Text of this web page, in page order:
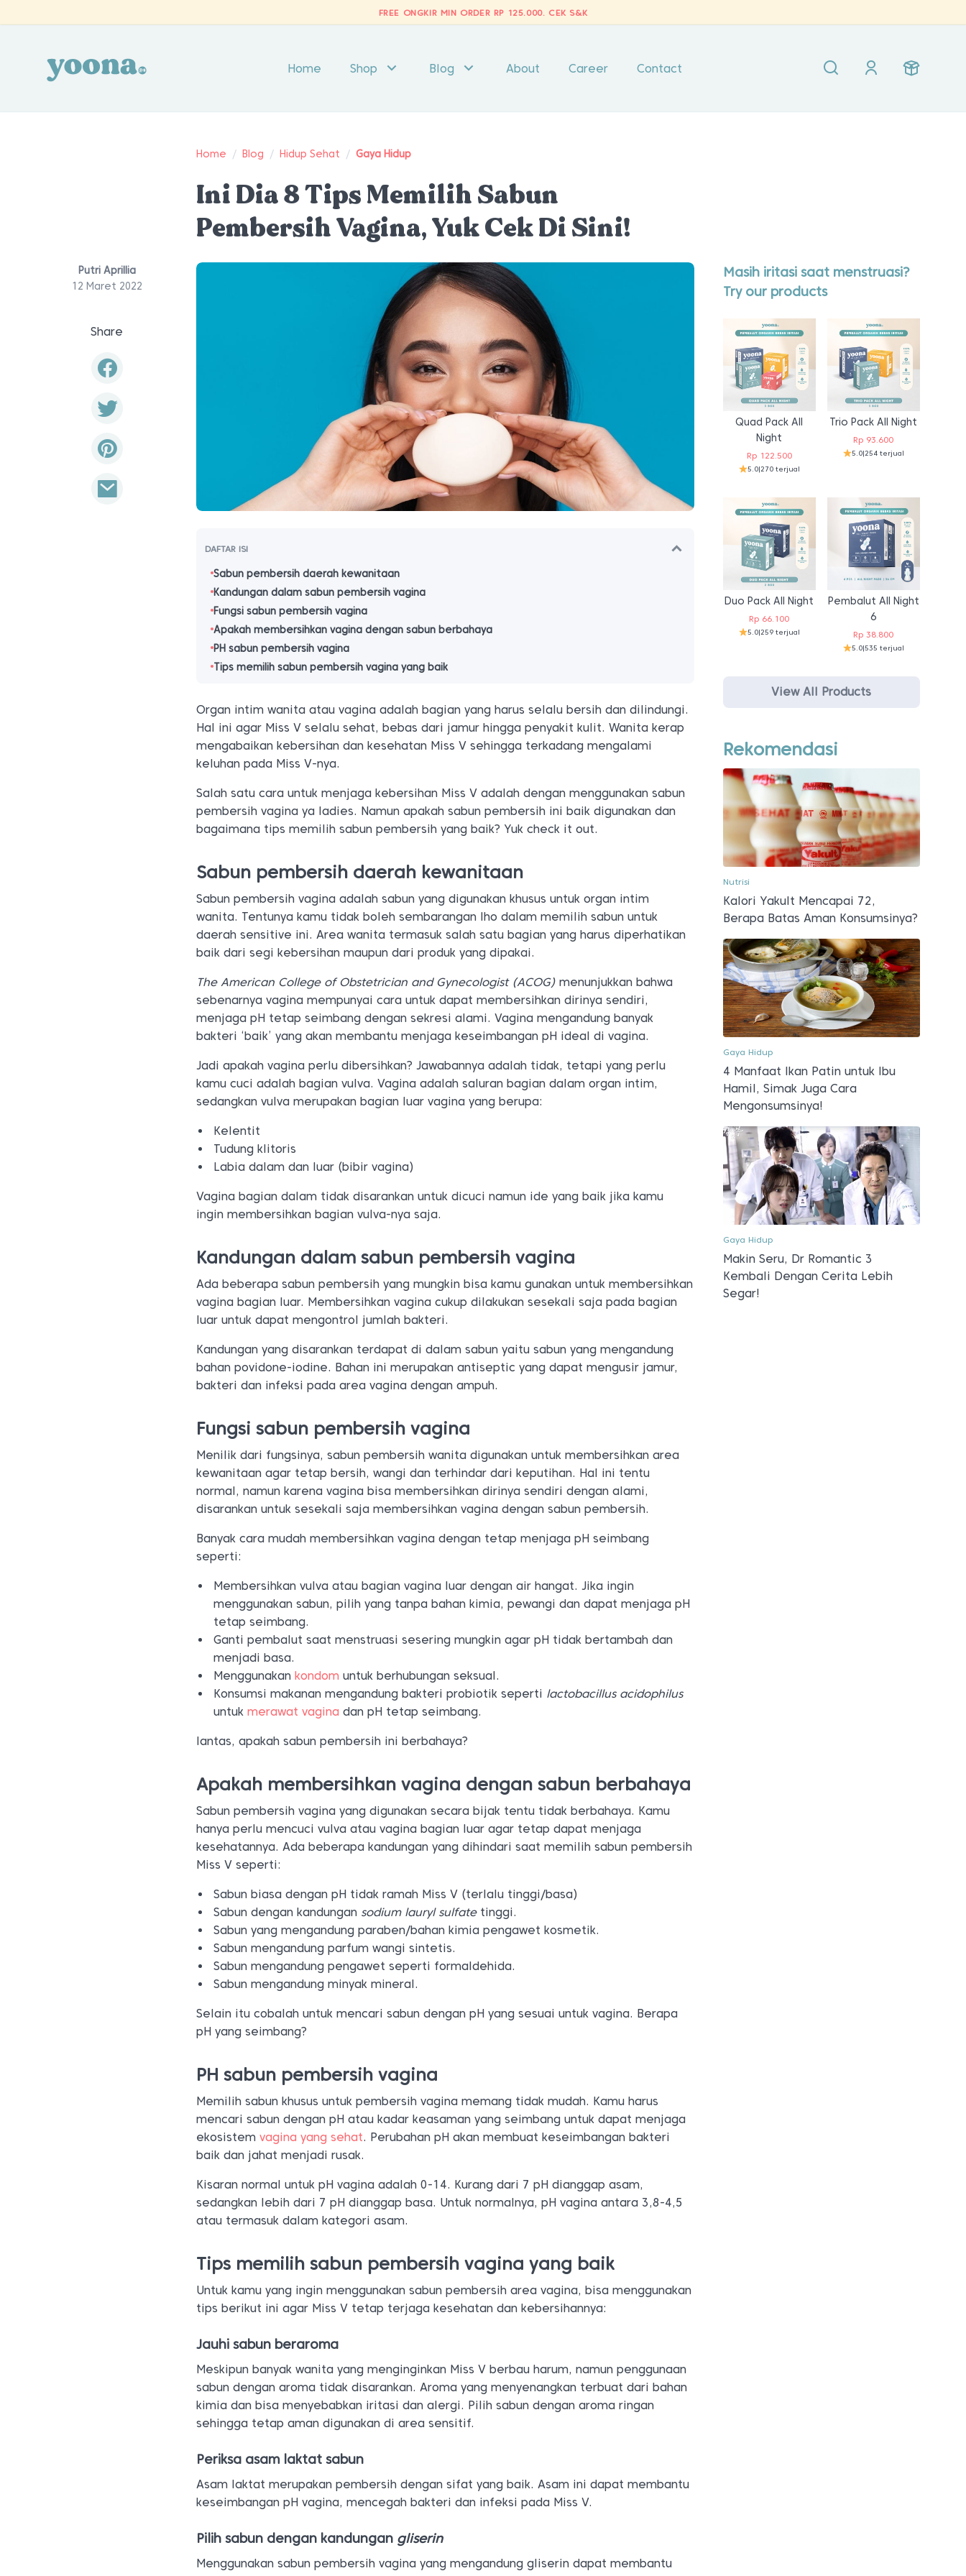
FREE ONGKIR MIN ORDER RP 125.000. CEK S&K
Home Shop Blog About Career Contact
Home / Blog / Hidup Sehat / Gaya Hidup
Ini Dia 8 Tips Memilih Sabun
Pembersih Vagina, Yuk Cek Di Sini!
Putri Aprillia
12 Maret 2022
Share
DAFTAR ISI
Sabun pembersih daerah kewanitaan
Kandungan dalam sabun pembersih vagina
Fungsi sabun pembersih vagina
Apakah membersihkan vagina dengan sabun berbahaya
PH sabun pembersih vagina
Tips memilih sabun pembersih vagina yang baik
Organ intim wanita atau vagina adalah bagian yang harus selalu bersih dan dilindungi.
Hal ini agar Miss V selalu sehat, bebas dari jamur hingga penyakit kulit. Wanita kerap
mengabaikan kebersihan dan kesehatan Miss V sehingga terkadang mengalami
keluhan pada Miss V-nya.
Salah satu cara untuk menjaga kebersihan Miss V adalah dengan menggunakan sabun
pembersih vagina ya ladies. Namun apakah sabun pembersih ini baik digunakan dan
bagaimana tips memilih sabun pembersih yang baik? Yuk check it out.
Sabun pembersih daerah kewanitaan
Sabun pembersih vagina adalah sabun yang digunakan khusus untuk organ intim
wanita. Tentunya kamu tidak boleh sembarangan lho dalam memilih sabun untuk
daerah sensitive ini. Area wanita termasuk salah satu bagian yang harus diperhatikan
baik dari segi kebersihan maupun dari produk yang dipakai.
The American College of Obstetrician and Gynecologist (ACOG) menunjukkan bahwa
sebenarnya vagina mempunyai cara untuk dapat membersihkan dirinya sendiri,
menjaga pH tetap seimbang dengan sekresi alami. Vagina mengandung banyak
bakteri ‘baik’ yang akan membantu menjaga keseimbangan pH ideal di vagina.
Jadi apakah vagina perlu dibersihkan? Jawabannya adalah tidak, tetapi yang perlu
kamu cuci adalah bagian vulva. Vagina adalah saluran bagian dalam organ intim,
sedangkan vulva merupakan bagian luar vagina yang berupa:
Kelentit
Tudung klitoris
Labia dalam dan luar (bibir vagina)
Vagina bagian dalam tidak disarankan untuk dicuci namun ide yang baik jika kamu
ingin membersihkan bagian vulva-nya saja.
Kandungan dalam sabun pembersih vagina
Ada beberapa sabun pembersih yang mungkin bisa kamu gunakan untuk membersihkan
vagina bagian luar. Membersihkan vagina cukup dilakukan sesekali saja pada bagian
luar untuk dapat mengontrol jumlah bakteri.
Kandungan yang disarankan terdapat di dalam sabun yaitu sabun yang mengandung
bahan povidone-iodine. Bahan ini merupakan antiseptic yang dapat mengusir jamur,
bakteri dan infeksi pada area vagina dengan ampuh.
Fungsi sabun pembersih vagina
Menilik dari fungsinya, sabun pembersih wanita digunakan untuk membersihkan area
kewanitaan agar tetap bersih, wangi dan terhindar dari keputihan. Hal ini tentu
normal, namun karena vagina bisa membersihkan dirinya sendiri dengan alami,
disarankan untuk sesekali saja membersihkan vagina dengan sabun pembersih.
Banyak cara mudah membersihkan vagina dengan tetap menjaga pH seimbang
seperti:
Membersihkan vulva atau bagian vagina luar dengan air hangat. Jika ingin
menggunakan sabun, pilih yang tanpa bahan kimia, pewangi dan dapat menjaga pH
tetap seimbang.
Ganti pembalut saat menstruasi sesering mungkin agar pH tidak bertambah dan
menjadi basa.
Menggunakan kondom untuk berhubungan seksual.
Konsumsi makanan mengandung bakteri probiotik seperti lactobacillus acidophilus
untukmerawat vagina dan pH tetap seimbang.
lantas, apakah sabun pembersih ini berbahaya?
Apakah membersihkan vagina dengan sabun berbahaya
Sabun pembersih vagina yang digunakan secara bijak tentu tidak berbahaya. Kamu
hanya perlu mencuci vulva atau vagina bagian luar agar tetap dapat menjaga
kesehatannya. Ada beberapa kandungan yang dihindari saat memilih sabun pembersih
Miss V seperti:
Sabun biasa dengan pH tidak ramah Miss V (terlalu tinggi/basa)
Sabun dengan kandungan sodium lauryl sulfatetinggi.
Sabun yang mengandung paraben/bahan kimia pengawet kosmetik.
Sabun mengandung parfum wangi sintetis.
Sabun mengandung pengawet seperti formaldehida.
Sabun mengandung minyak mineral.
Selain itu cobalah untuk mencari sabun dengan pH yang sesuai untuk vagina. Berapa
pH yang seimbang?
PH sabun pembersih vagina
Memilih sabun khusus untuk pembersih vagina memang tidak mudah. Kamu harus
mencari sabun dengan pH atau kadar keasaman yang seimbang untuk dapat menjaga
ekosistemvagina yang sehat. Perubahan pH akan membuat keseimbangan bakteri
baik dan jahat menjadi rusak.
Kisaran normal untuk pH vagina adalah 0-14. Kurang dari 7 pH dianggap asam,
sedangkan lebih dari 7 pH dianggap basa. Untuk normalnya, pH vagina antara 3,8-4,5
atau termasuk dalam kategori asam.
Tips memilih sabun pembersih vagina yang baik
Untuk kamu yang ingin menggunakan sabun pembersih area vagina, bisa menggunakan
tips berikut ini agar Miss V tetap terjaga kesehatan dan kebersihannya:
Jauhi sabun beraroma
Meskipun banyak wanita yang menginginkan Miss V berbau harum, namun penggunaan
sabun dengan aroma tidak disarankan. Aroma yang menyenangkan terbuat dari bahan
kimia dan bisa menyebabkan iritasi dan alergi. Pilih sabun dengan aroma ringan
sehingga tetap aman digunakan di area sensitif.
Periksa asam laktat sabun
Asam laktat merupakan pembersih dengan sifat yang baik. Asam ini dapat membantu
keseimbangan pH vagina, mencegah bakteri dan infeksi pada Miss V.
Pilih sabun dengan kandungan gliserin
Menggunakan sabun pembersih vagina yang mengandung gliserin dapat membantu
Masih iritasi saat menstruasi?
Try our products
Quad Pack All
Night
Rp122.500
5.0|270 terjual
Trio Pack All Night
Rp 93.600
5.0|254 terjual
Duo Pack All Night
Rp 66.100
5.0|259 terjual
Pembalut All Night
6
Rp 38.800
5.0|535 terjual
View All Products
Rekomendasi
Nutrisi
Kalori Yakult Mencapai 72,
Berapa Batas Aman Konsumsinya?
Gaya Hidup
4 Manfaat Ikan Patin untuk Ibu
Hamil, Simak Juga Cara
Mengonsumsinya!
Gaya Hidup
Makin Seru, Dr Romantic 3
Kembali Dengan Cerita Lebih
Segar!